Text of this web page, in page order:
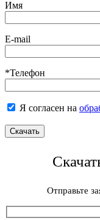
Имя
E-mail
*Телефон
Я согласен на
Отправьте